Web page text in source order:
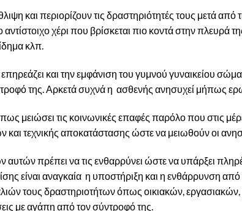
και περιορίζουν τις δραστηριότητές τους μετά από
χέρι που βρίσκεται πιο κοντά στην πλευρά
κλπ.
και την εμφάνιση του γυμνού γυναικείου
της. Αρκετά συχνά η ασθενής ανησυχεί μήπως
μειώσει τις κοινωνικές επαφές παρόλο που στις
τεχνικής αποκατάστασης ώστε να μειωθούν οι
αυτών πρέπει να τις ενθαρρύνει ώστε να υπάρξει
είναι αναγκαία η υποστήριξη και η ενθάρρυνση από
τους δραστηριοτήτων όπως οικιακών, εργασιακών,
με αγάπη από τον σύντροφό της.